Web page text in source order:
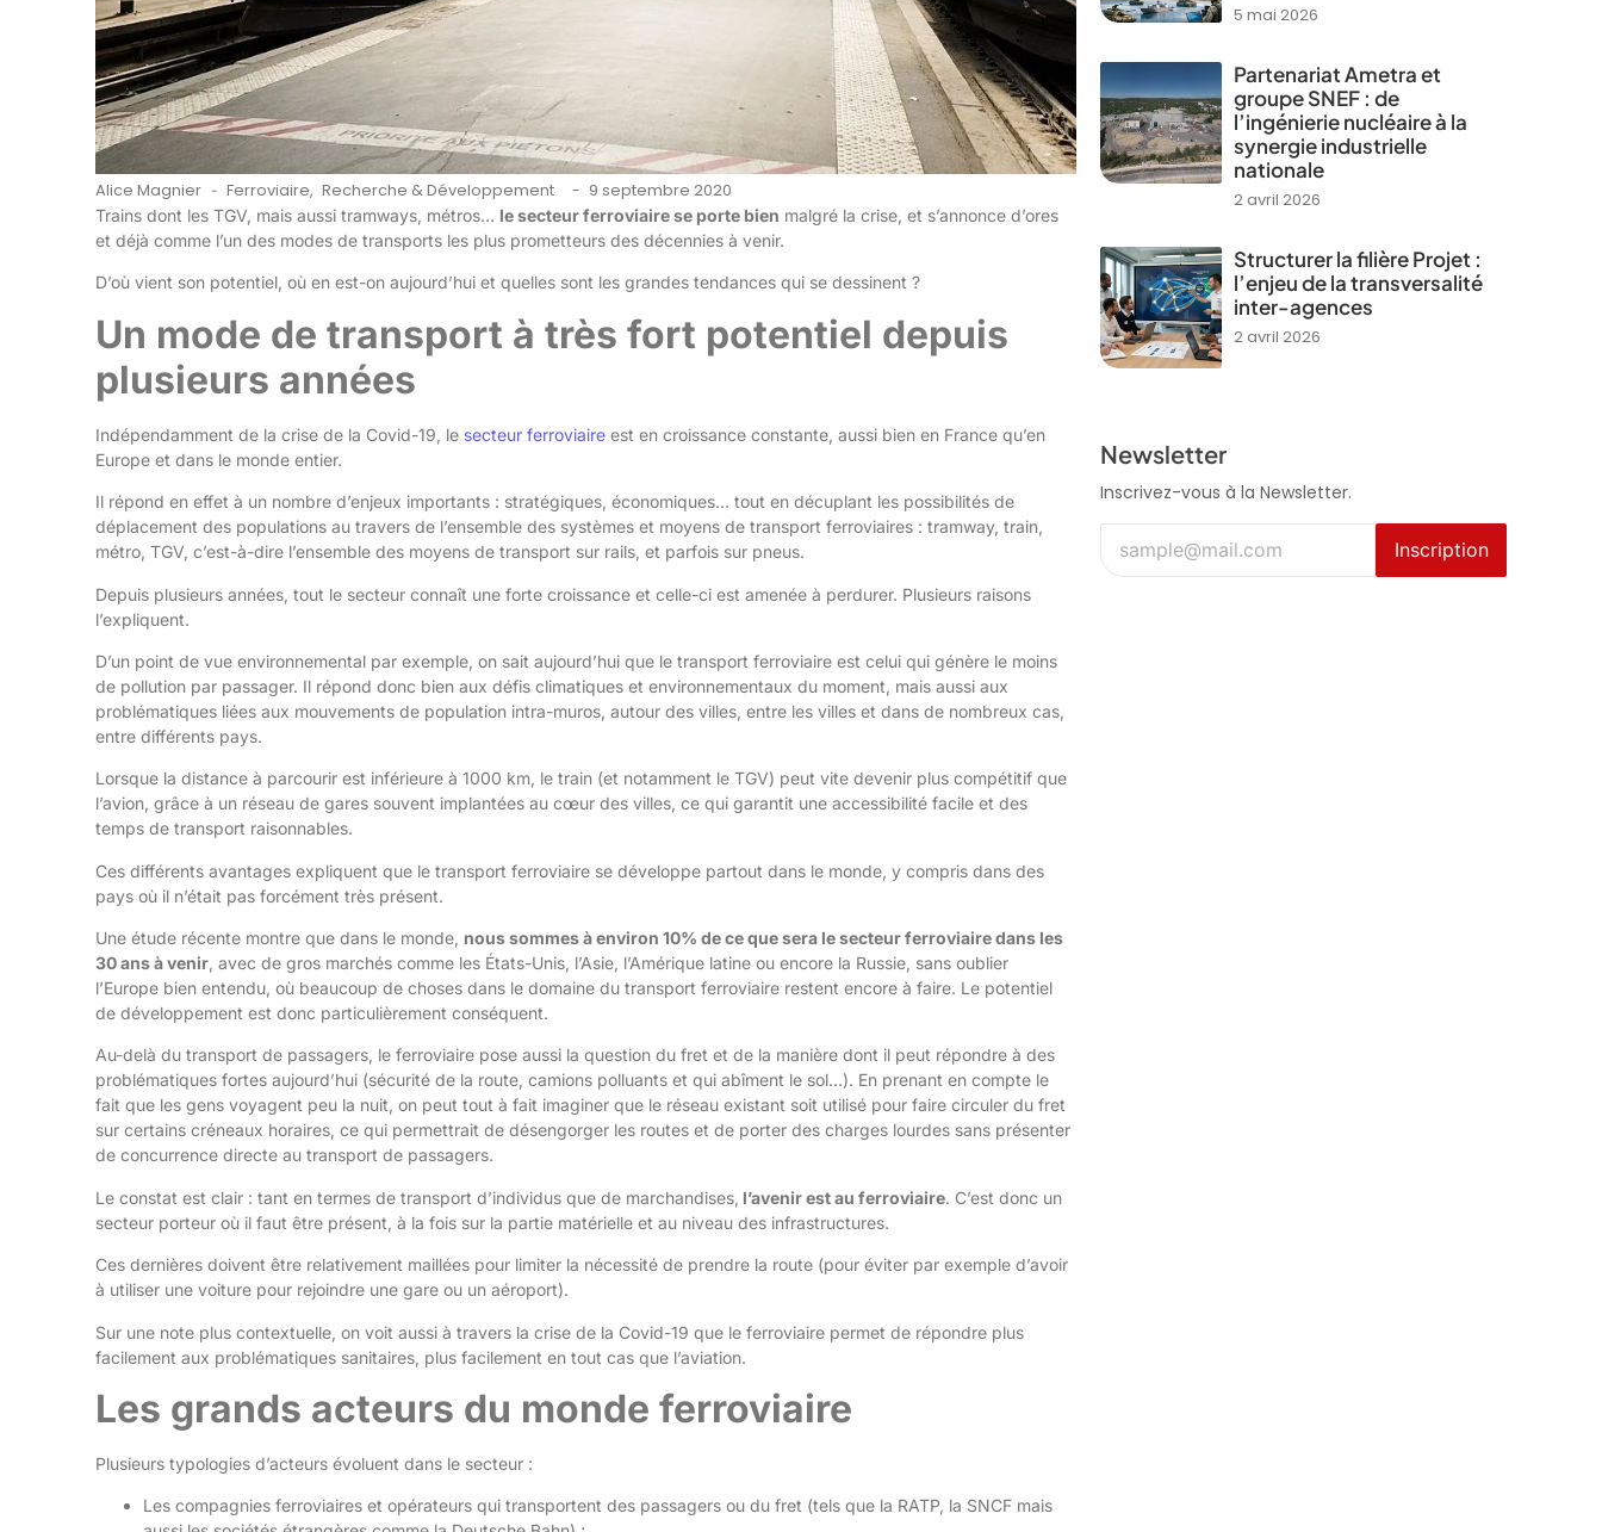
Alice Magnier - Ferroviaire, Recherche & Développement - 9 septembre 2020
Trains dont les TGV, mais aussi tramways, métros… le secteur ferroviaire se porte bien malgré la crise, et s’annonce d’ores
et déjà comme l’un des modes de transports les plus prometteurs des décennies à venir.
D’où vient son potentiel, où en est-on aujourd’hui et quelles sont les grandes tendances qui se dessinent ?
Un mode de transport à très fort potentiel depuis
plusieurs années
Indépendamment de la crise de la Covid-19, le secteur ferroviaire est en croissance constante, aussi bien en France qu’en
Europe et dans le monde entier.
Il répond en effet à un nombre d’enjeux importants : stratégiques, économiques… tout en décuplant les possibilités de
déplacement des populations au travers de l’ensemble des systèmes et moyens de transport ferroviaires : tramway, train,
métro, TGV, c’est-à-dire l’ensemble des moyens de transport sur rails, et parfois sur pneus.
Depuis plusieurs années, tout le secteur connaît une forte croissance et celle-ci est amenée à perdurer. Plusieurs raisons
l’expliquent.
D’un point de vue environnemental par exemple, on sait aujourd’hui que le transport ferroviaire est celui qui génère le moins
de pollution par passager. Il répond donc bien aux défis climatiques et environnementaux du moment, mais aussi aux
problématiques liées aux mouvements de population intra-muros, autour des villes, entre les villes et dans de nombreux cas,
entre différents pays.
Lorsque la distance à parcourir est inférieure à 1000 km, le train (et notamment le TGV) peut vite devenir plus compétitif que
l’avion, grâce à un réseau de gares souvent implantées au cœur des villes, ce qui garantit une accessibilité facile et des
temps de transport raisonnables.
Ces différents avantages expliquent que le transport ferroviaire se développe partout dans le monde, y compris dans des
pays où il n’était pas forcément très présent.
Une étude récente montre que dans le monde, nous sommes à environ 10% de ce que sera le secteur ferroviaire dans les
30 ans à venir , avec de gros marchés comme les États-Unis, l’Asie, l’Amérique latine ou encore la Russie, sans oublier
l’Europe bien entendu, où beaucoup de choses dans le domaine du transport ferroviaire restent encore à faire. Le potentiel
de développement est donc particulièrement conséquent.
Au-delà du transport de passagers, le ferroviaire pose aussi la question du fret et de la manière dont il peut répondre à des
problématiques fortes aujourd’hui (sécurité de la route, camions polluants et qui abîment le sol…). En prenant en compte le
fait que les gens voyagent peu la nuit, on peut tout à fait imaginer que le réseau existant soit utilisé pour faire circuler du fret
sur certains créneaux horaires, ce qui permettrait de désengorger les routes et de porter des charges lourdes sans présenter
de concurrence directe au transport de passagers.
Le constat est clair : tant en termes de transport d’individus que de marchandises, l’avenir est au ferroviaire. C’est donc un
secteur porteur où il faut être présent, à la fois sur la partie matérielle et au niveau des infrastructures.
Ces dernières doivent être relativement maillées pour limiter la nécessité de prendre la route (pour éviter par exemple d’avoir
à utiliser une voiture pour rejoindre une gare ou un aéroport).
Sur une note plus contextuelle, on voit aussi à travers la crise de la Covid-19 que le ferroviaire permet de répondre plus
facilement aux problématiques sanitaires, plus facilement en tout cas que l’aviation.
Les grands acteurs du monde ferroviaire
Plusieurs typologies d’acteurs évoluent dans le secteur :
Les compagnies ferroviaires et opérateurs qui transportent des passagers ou du fret (tels que la RATP, la SNCF mais
5 mai 2026
Partenariat Ametra et
groupe SNEF : de
l’ingénierie nucléaire à la
synergie industrielle
nationale
2 avril 2026
Structurer la filière Projet :
l’enjeu de la transversalité
inter-agences
2 avril 2026
Newsletter
Inscrivez-vous à la Newsletter.
Inscription